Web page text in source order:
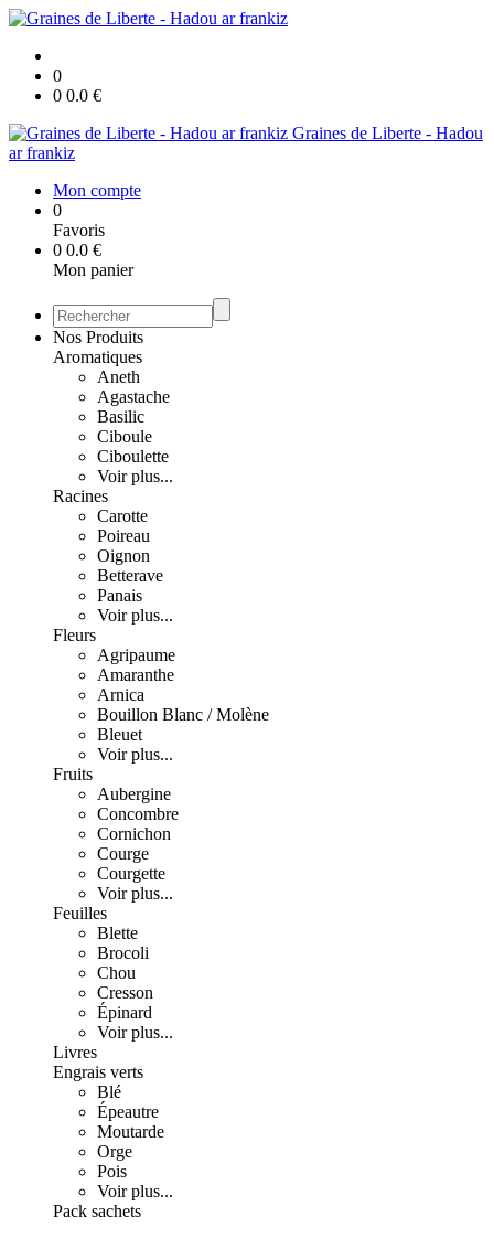
0
0 0.0 €
Graines de Liberte - Hadou
ar frankiz
Mon compte
0
Favoris
0 0.0 €
Mon panier
Nos Produits
Aromatiques
Aneth
Agastache
Basilic
Ciboule
Ciboulette
Voir plus...
Racines
Carotte
Poireau
Oignon
Betterave
Panais
Voir plus...
Fleurs
Agripaume
Amaranthe
Arnica
Bouillon Blanc / Molène
Bleuet
Voir plus...
Fruits
Aubergine
Concombre
Cornichon
Courge
Courgette
Voir plus...
Feuilles
Blette
Brocoli
Chou
Cresson
Épinard
Voir plus...
Livres
Engrais verts
Blé
Épeautre
Moutarde
Orge
Pois
Voir plus...
Pack sachets